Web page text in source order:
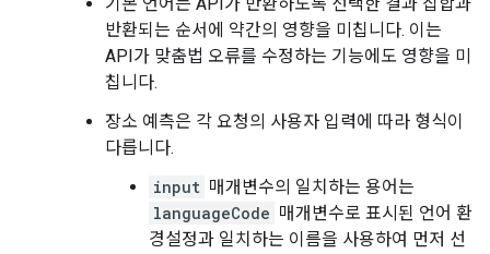
반환되는 순서에 약간의 영향을 미칩니다. 이는
API가 맞춤법 오류를 수정하는 기능에도 영향을 미
칩니다.
장소 예측은 각 요청의 사용자 입력에 따라 형식이
다릅니다.
input 매개변수의 일치하는 용어는
languageCode 매개변수로 표시된 언어 환
경설정과 일치하는 이름을 사용하여 먼저 선